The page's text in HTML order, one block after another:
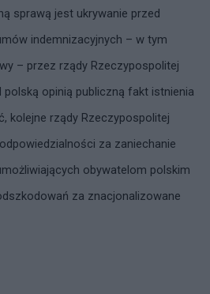
sprawą jest ukrywanie przed
indemnizacyjnych – w tym
– przez rządy Rzeczypospolitej
polską opinią publiczną fakt istnienia
kolejne rządy Rzeczypospolitej
za zaniechanie
obywatelom polskim
za znacjonalizowane